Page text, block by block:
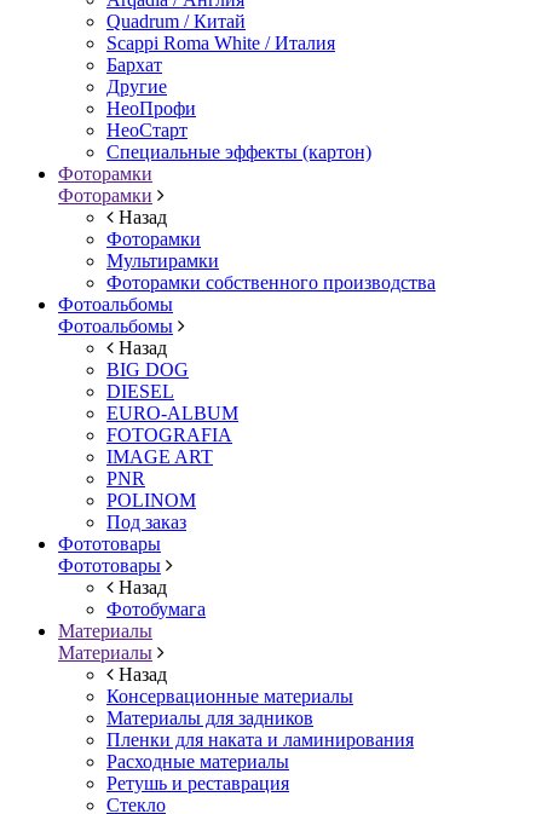
Quadrum / Китай
Scappi Roma White / Италия
Бархат
Другие
НеоПрофи
НеоСтарт
Специальные эффекты (картон)
Фоторамки
Фоторамки
Назад
Фоторамки
Мультирамки
Фоторамки собственного производства
Фотоальбомы
Фотоальбомы
Назад
BIG DOG
DIESEL
EURO-ALBUM
FOTOGRAFIA
IMAGE ART
PNR
POLINOM
Под заказ
Фототовары
Фототовары
Назад
Фотобумага
Материалы
Материалы
Назад
Консервационные материалы
Материалы для задников
Пленки для наката и ламинирования
Расходные материалы
Ретушь и реставрация
Стекло